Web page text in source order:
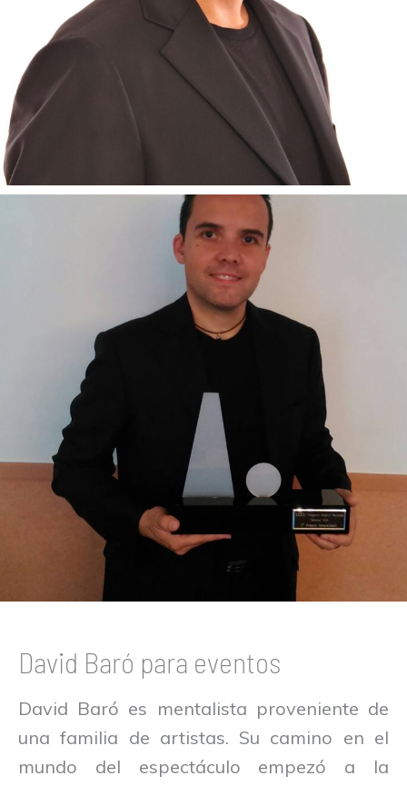
David Baró para eventos
David Baró es mentalista proveniente de
una familia de artistas. Su camino en el
mundo del espectáculo empezó a la